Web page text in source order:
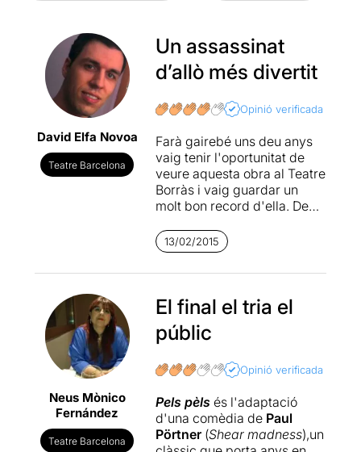
David Elfa Novoa
Teatre Barcelona
Un assassinat
d’allò més divertit
Opinió verificada
Farà gairebé uns deu anys
vaig tenir l'oportunitat de
veure aquesta obra al Teatre
Borràs i vaig guardar un
molt bon record d'ella. De
present que es tractava
d'una obra molt divertida i
original i, sens dubte, anys
semblar. En aquesta ocasió,
l'obra es representa al
Teatre Condal i tornen a
artístic i el director, però per
les característiques del
propi espectacle, no es
tracta d'una simple repetició
del que ja es va veure
llavors, ja que cada funció
13/02/2015
Neus Mònico
Fernández
Teatre Barcelona
El final el tria el
públic
Opinió verificada
Pels pèls és l'adaptació
d'una comèdia de Paul
Pörtner(Shear madness),un